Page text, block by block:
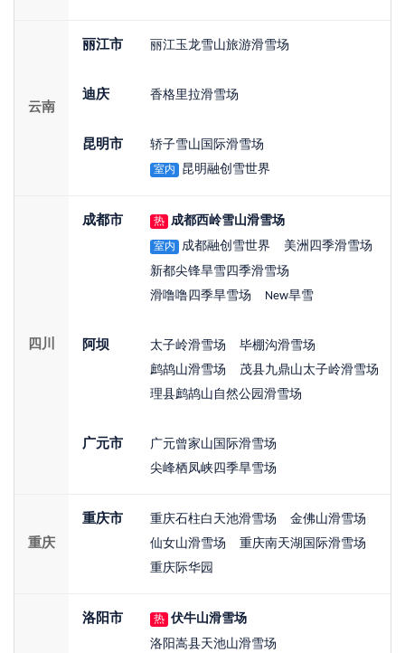
云南
丽江市 丽江玉龙雪山旅游滑雪场
迪庆 香格里拉滑雪场
昆明市 轿子雪山国际滑雪场
室内 昆明融创雪世界
四川
成都市 热 成都西岭雪山滑雪场
室内 成都融创雪世界
美洲四季滑雪场
新都尖锋旱雪四季滑雪场
滑噜噜四季旱雪场
New旱雪
阿坝 太子岭滑雪场
毕棚沟滑雪场
鹧鸪山滑雪场
茂县九鼎山太子岭滑雪场
理县鹧鸪山自然公园滑雪场
广元市
广元曾家山国际滑雪场
尖峰栖凤峡四季旱雪场
重庆
重庆市 重庆石柱白天池滑雪场
金佛山滑雪场
仙女山滑雪场
重庆南天湖国际滑雪场
重庆际华园
洛阳市 热 伏牛山滑雪场
洛阳嵩县天池山滑雪场